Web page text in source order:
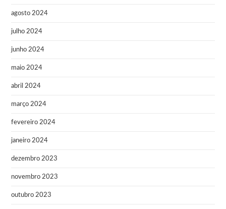
agosto 2024
julho 2024
junho 2024
maio 2024
abril 2024
março 2024
fevereiro 2024
janeiro 2024
dezembro 2023
novembro 2023
outubro 2023